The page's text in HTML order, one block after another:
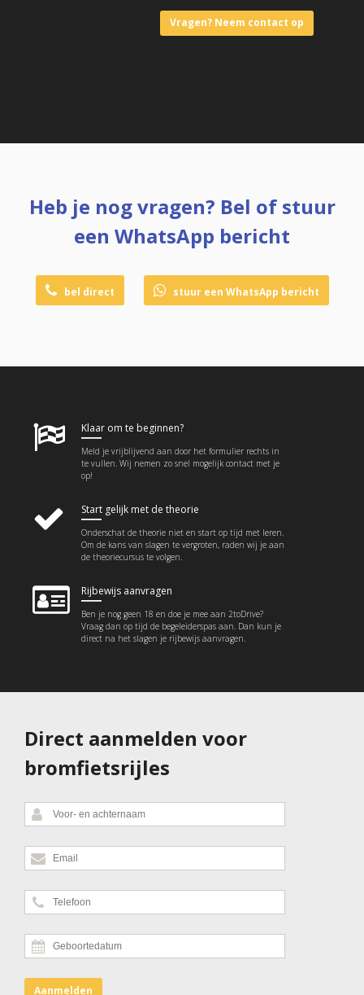
Vragen? Neem contact op
Heb je nog vragen? Bel of stuur
een WhatsApp bericht
bel direct stuur een WhatsApp bericht
Klaar om te beginnen?
Meld je vrijblijvend aan door het formulier rechts in
te vullen. Wij nemen zo snel mogelijk contact met je
op!
Start gelijk met de theorie
Onderschat de theorie niet en start op tijd met leren.
Om de kans van slagen te vergroten, raden wij je aan
de theoriecursus te volgen.
Rijbewijs aanvragen
Ben je nog geen 18 en doe je mee aan 2toDrive?
Vraag dan op tijd de begeleiderspas aan. Dan kun je
direct na het slagen je rijbewijs aanvragen.
Direct aanmelden voor
bromfietsrijles